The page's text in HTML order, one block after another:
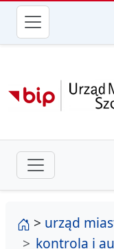
przejdź do
strona
> urząd
kontrola i